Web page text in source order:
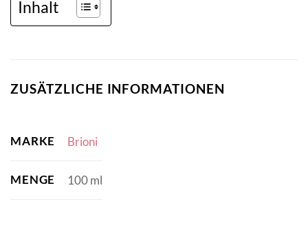
Inhalt
ZUSÄTZLICHE INFORMATIONEN
MARKE Brioni
MENGE 100 ml